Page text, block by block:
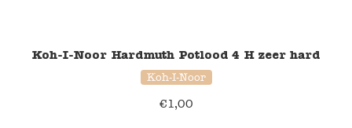
Koh-I-Noor Hardmuth Potlood 4 H zeer hard
Koh-I-Noor
€1,00